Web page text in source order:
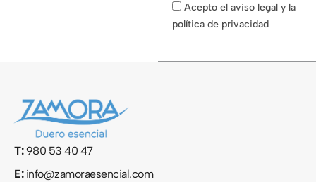
Acepto el aviso legal y la
política de privacidad
T:980 53 40 47
E:info@zamoraesencial.com